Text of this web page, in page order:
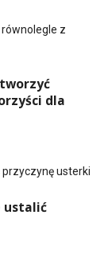
dla
ustalić